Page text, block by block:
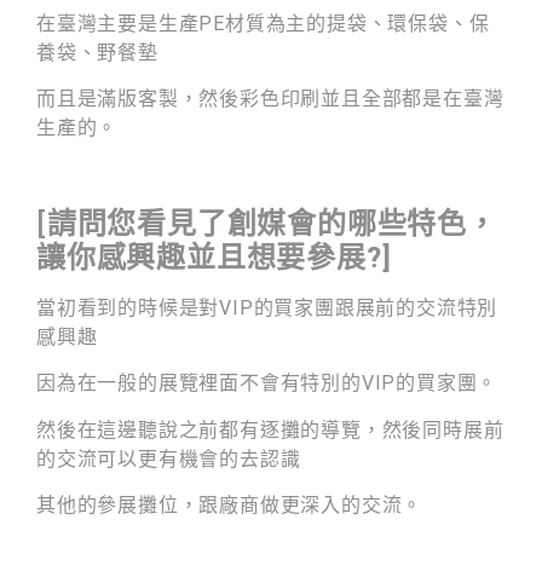
在臺灣主要是生產PE材質為主的提袋、環保袋、保
養袋、野餐墊
而且是滿版客製， 然後彩色印刷並且 全部都是在臺灣
生產的。
[請問您看見了創媒會的哪些特色，
讓你感興趣並且想要參展?]
當初看到的時候是對VIP的買家團 跟展前的交流特別
感興趣
因為在一般的展覽裡面不會有特別的VIP的買家團。
然後在這邊聽說之前都有逐攤的導覽， 然後同時展前
的交流可以更有機會的去認識
其他的參展攤位，跟廠商做更深入的交流 。